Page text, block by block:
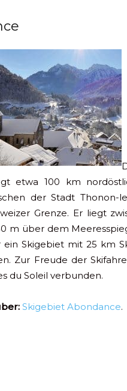
etwa 100 km
der Stadt Thonon-
Grenze. Er liegt
m über dem
Skigebiet mit 25 km
Zur Freude der
du Soleil verbunden.
Skigebiet Abondance.